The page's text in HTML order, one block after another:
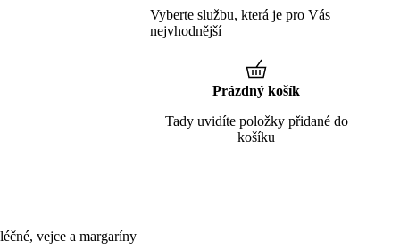
vejce a margaríny
Vyberte službu, která je pro Vás
nejvhodnější
Prázdný košík
Tady uvidíte položky přidané do
košíku